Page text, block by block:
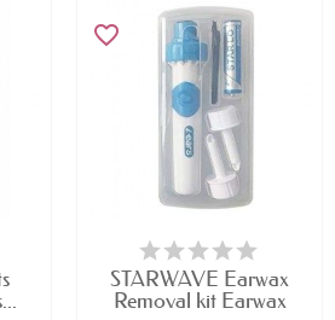
favorite_border
STARWAVE Earwax
Removal kit Earwax